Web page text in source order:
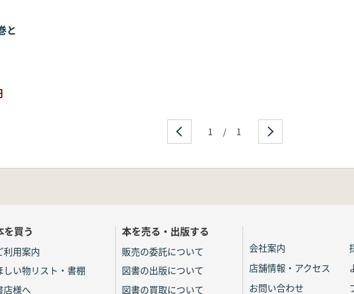
と
1 / 1
を買う
利用案内
しい物リスト・書棚
店様へ
本を売る・出版する
販売の委託について
図書の出版について
図書の買取について
会社案内
店舗情報・アクセス
お問い合わせ